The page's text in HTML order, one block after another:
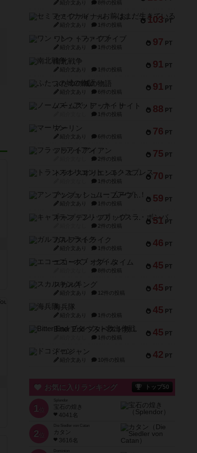
紹介文あり 8件の投稿
103 PT
セミファイナル ～お前はまだ生きている～
紹介文あり 1件の投稿
97 PT
ワン・トゥ・ファイブ
紹介文あり 1件の投稿
91 PT
南北戦争
紹介文あり 1件の投稿
91 PT
ふたつの城の物語
紹介文あり 6件の投稿
88 PT
ノームズ・アット・ナイト
1件の投稿
76 PT
マーリン
紹介文あり 6件の投稿
75 PT
フラットアイアン
2件の投稿
70 PT
トランスオリエント・エクスプレス
1件の投稿
59 PT
アンブッシュ！：ムーブアウト！
紹介文あり 1件の投稿
51 PT
キャプテン・フリップ：イスラ・ボンバ
2件の投稿
46 PT
ガルフストライク
紹介文あり 1件の投稿
45 PT
エコーズ・オブ・タイム
8件の投稿
45 PT
スカルキング
紹介文あり 12件の投稿
45 PT
海兵隊
紹介文あり 1件の投稿
45 PT
Bitter End ブタペスト救出作戦
1件の投稿
42 PT
ドコジャン
紹介文あり 10件の投稿
お気に入りランキング トップ50
1 位
宝石の煌き
4041名
2 位
Die Siedler von Catan
カタン
3616名